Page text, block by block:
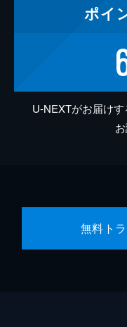
ポイ
U-NEXTがお届け
無料ト